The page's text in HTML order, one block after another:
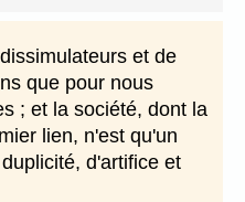
et de
que pour nous
; et la société, dont la
lien, n'est qu'un
d'artifice et